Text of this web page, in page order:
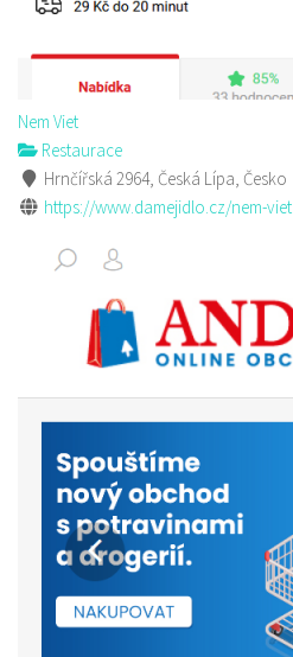
Nem Viet
Restaurace
Hrnčířská 2964, Česká Lípa, Česko
https://www.damejidlo.cz/nem-viet